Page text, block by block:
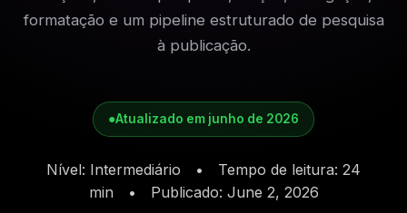
formatação e um pipeline estruturado de pesquisa
à publicação.
●Atualizado em junho de 2026
Nível: Intermediário • Tempo de leitura: 24
min
• Publicado: June 2, 2026